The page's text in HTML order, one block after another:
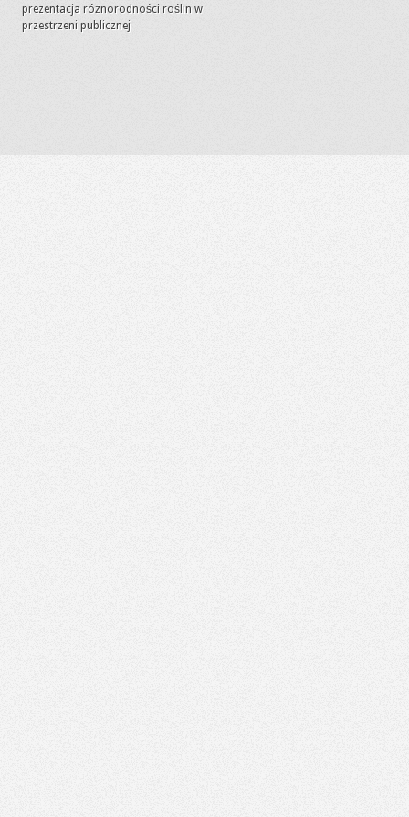
prezentacja różnorodności roślin w
przestrzeni publicznej